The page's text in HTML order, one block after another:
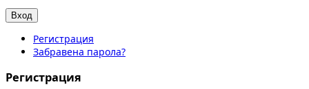
Регистрация
Забравена парола?
Регистрация